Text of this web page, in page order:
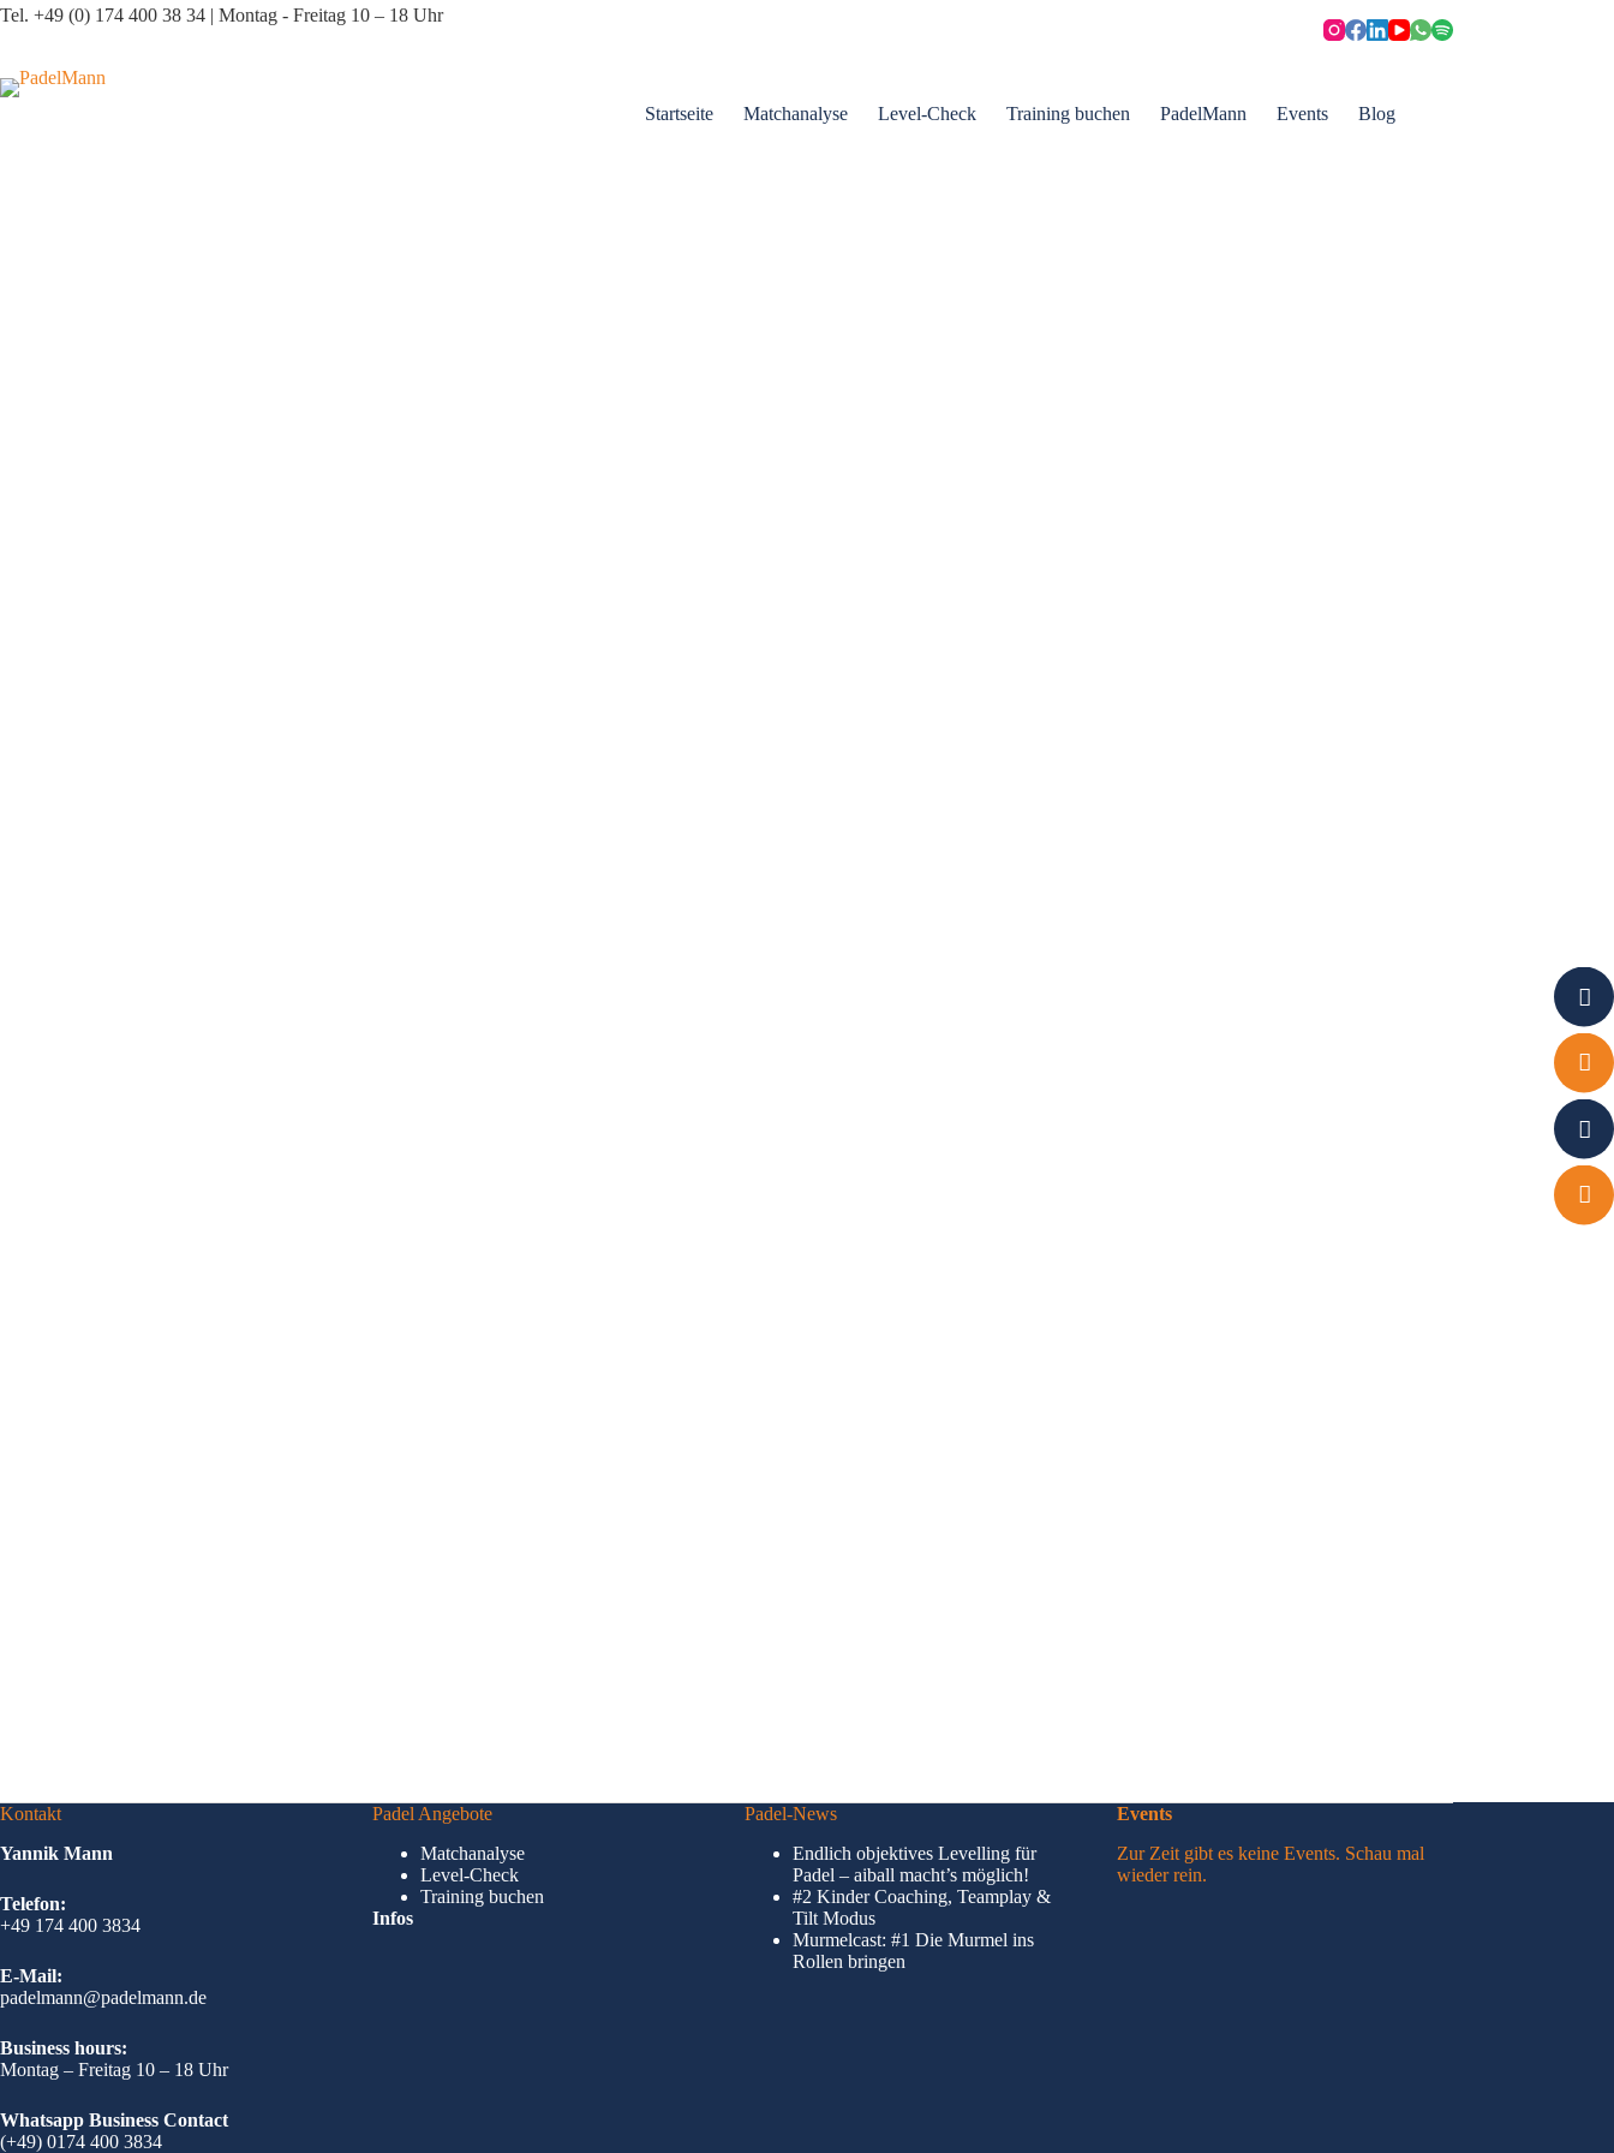
Zum
Tel. +49 (0) 174 400 38 34 | Montag - Freitag 10 – 18 Uhr
Startseite Matchanalyse Level-Check Training buchen PadelMann Events Blog
Kontakt
Yannik Mann
Telefon:
+49 174 400 3834
E-Mail:
padelmann@padelmann.de
Business hours:
Montag – Freitag 10 – 18 Uhr
Whatsapp Business Contact
(+49) 0174 400 3834
Padel Angebote
Matchanalyse
Level-Check
Training buchen
Infos
Padel-News
Endlich objektives Levelling für
Padel – aiball macht’s möglich!
#2 Kinder Coaching, Teamplay &
Tilt Modus
Murmelcast: #1 Die Murmel ins
Rollen bringen
Events
Zur Zeit gibt es keine Events. Schau mal
wieder rein.